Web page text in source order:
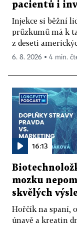
pacientů i
Injekce si běžní
průzkumů má k
z deseti
6. 8. 2026 ▪ 4 min.
16:13
mozku
skvělých
Hořčík na spaní,
únavě a kreatin